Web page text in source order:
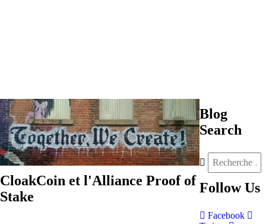
CloakCoin et l'Alliance Proof of
Stake
Blog
Search
Follow Us
Facebook